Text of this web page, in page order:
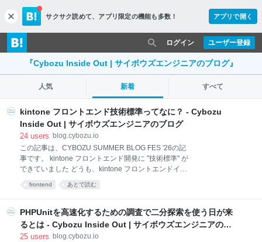
c
l
o
s
サクサク読めて、 アプリ限定の機能も多数！ アプリで開く
ユーザー登録
ログイン
『Cybozu Inside Out | サイボウズエンジニアのブログ』
人気 新着 すべて
kintone フロントエンド技術標準ってなに？ - Cybozu
Inside Out | サイボウズエンジニアのブログ
24 users blog.cybozu.io
この記事は、CYBOZU SUMMER BLOG FES '26の記
事です。 kintone フロントエンド開発に "技術標準" が
できていました どうも、kintone フロントエンドイネ
イブリングチームの mugi です。 突然ですが表題の通
り、kintone でのプロダクト開発では、 kintone フロン
フロントエンド技術標準トップページ この記事では、
"技術標準" とは一体なんなのか・何のために作られた
のか、などをご紹介します。 領域に閉じたフロントエ
frontend あとで読む
PHPUnitを高速化するための調査で二分探索を使う日が来
るとは - Cybozu Inside Out | サイボウズエンジニアのブ
ログ
25 users blog.cybozu.io